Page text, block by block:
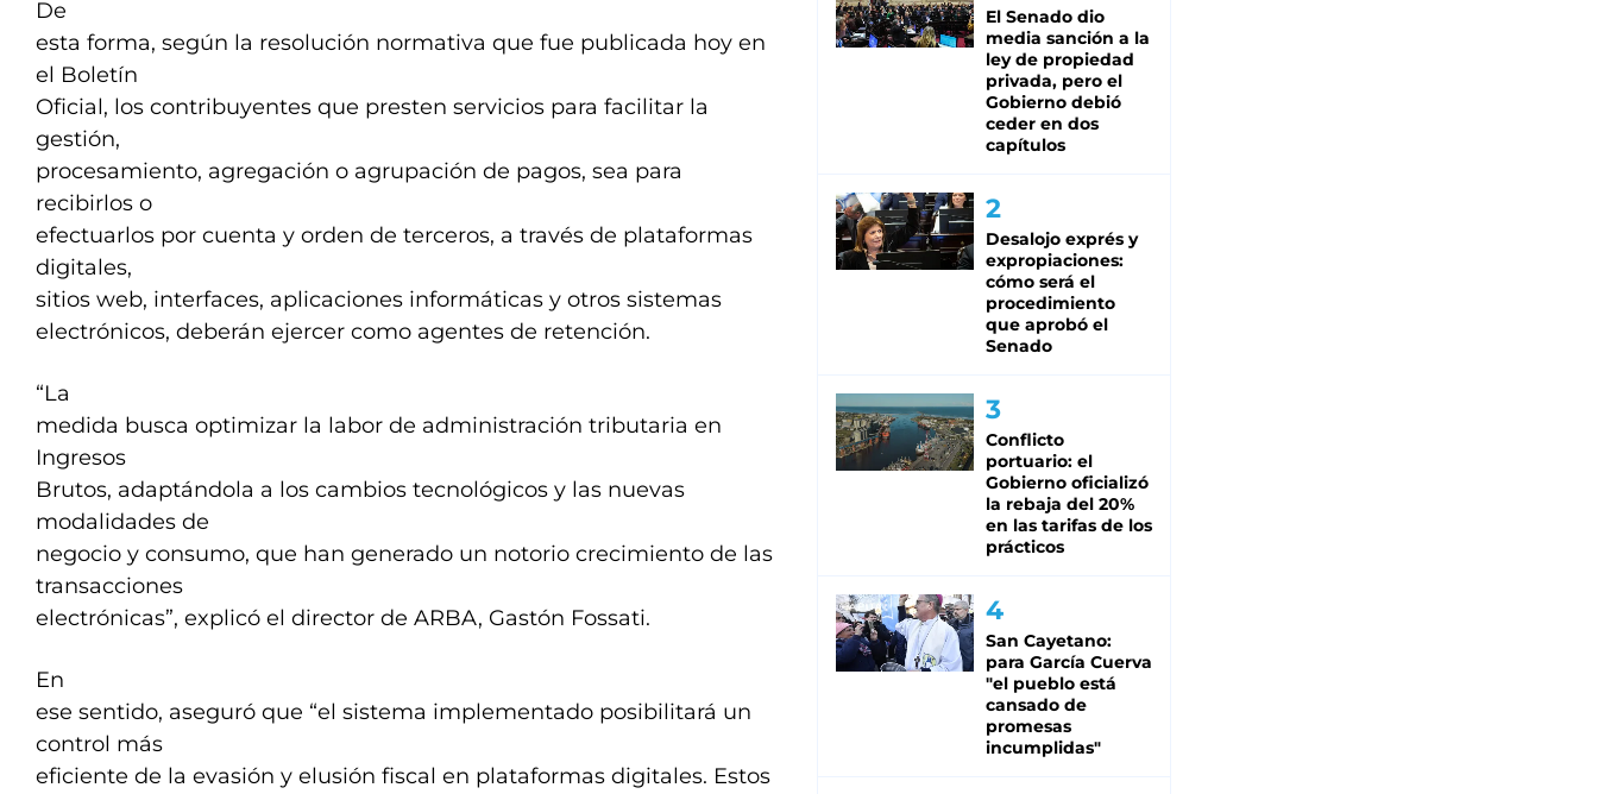
De
esta forma, según la resolución normativa que fue publicada hoy en
el Boletín
Oficial, los contribuyentes que presten servicios para facilitar la
gestión,
procesamiento, agregación o agrupación de pagos, sea para
recibirlos o
efectuarlos por cuenta y orden de terceros, a través de plataformas
digitales,
sitios web, interfaces, aplicaciones informáticas y otros sistemas
electrónicos, deberán ejercer como agentes de retención.
“La
medida busca optimizar la labor de administración tributaria en
Ingresos
Brutos, adaptándola a los cambios tecnológicos y las nuevas
modalidades de
negocio y consumo, que han generado un notorio crecimiento de las
transacciones
electrónicas”, explicó el director de ARBA, Gastón Fossati.
En
ese sentido, aseguró que “el sistema implementado posibilitará un
control más
eficiente de la evasión y elusión fiscal en plataformas digitales. Estos
El Senado dio
media sanción a la
ley de propiedad
privada, pero el
Gobierno debió
ceder en dos
capítulos
Desalojo exprés y
expropiaciones:
cómo será el
procedimiento
que aprobó el
Senado
Conflicto
portuario: el
Gobierno oficializó
la rebaja del 20%
en las tarifas de los
prácticos
San Cayetano:
para García Cuerva
"el pueblo está
cansado de
promesas
incumplidas"